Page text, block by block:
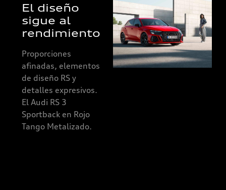
El diseño
sigue al
rendimiento
Proporciones
afinadas, elementos
de diseño RS y
detalles expresivos.
El Audi RS 3
Sportback en Rojo
Tango Metalizado.
Proporciones
afinadas,
elementos
de diseño RS
y detalles
expresivos.